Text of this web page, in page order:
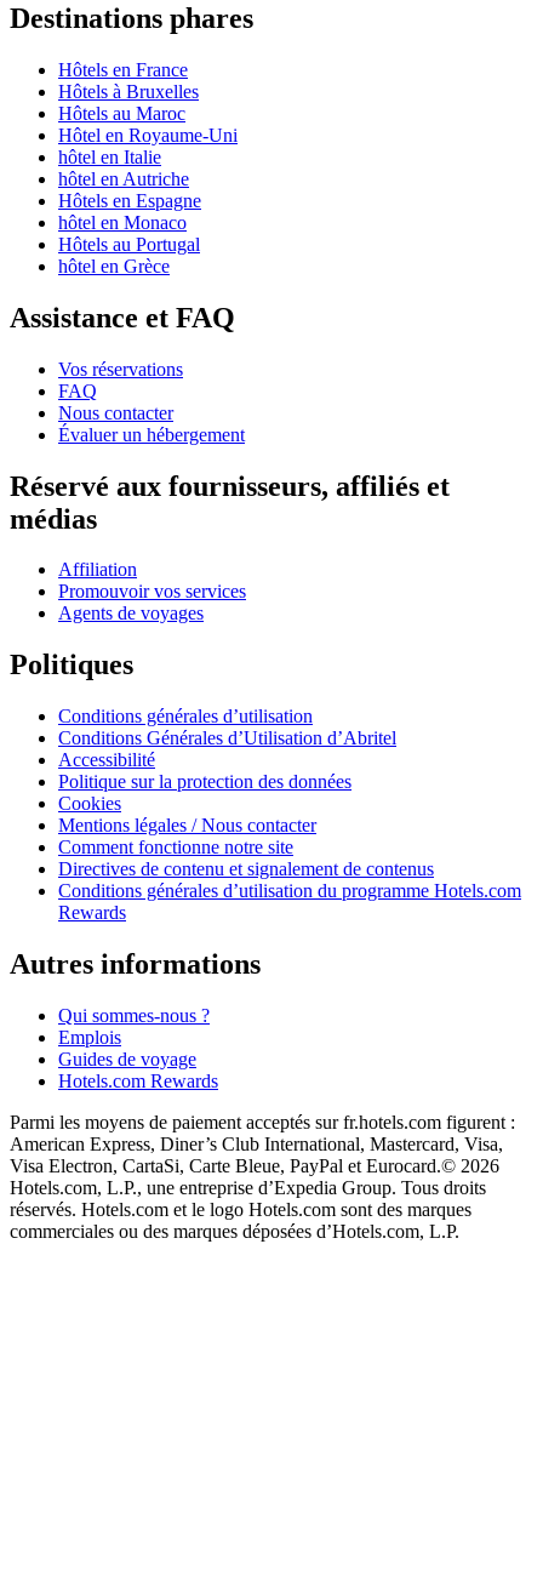
Destinations phares
Hôtels en France
Hôtels à Bruxelles
Hôtels au Maroc
Hôtel en Royaume-Uni
hôtel en Italie
hôtel en Autriche
Hôtels en Espagne
hôtel en Monaco
Hôtels au Portugal
hôtel en Grèce
Assistance et FAQ
Vos réservations
FAQ
Nous contacter
Évaluer un hébergement
Réservé aux fournisseurs, affiliés et
médias
Affiliation
Promouvoir vos services
Agents de voyages
Politiques
Conditions générales d’utilisation
Conditions Générales d’Utilisation d’Abritel
Accessibilité
Politique sur la protection des données
Cookies
Mentions légales / Nous contacter
Comment fonctionne notre site
Directives de contenu et signalement de contenus
Conditions générales d’utilisation du programme Hotels.com
Rewards
Autres informations
Qui sommes-nous ?
Emplois
Guides de voyage
Hotels.com Rewards
Parmi les moyens de paiement acceptés sur fr.hotels.com figurent :
American Express, Diner’s Club International, Mastercard, Visa,
Visa Electron, CartaSi, Carte Bleue, PayPal et Eurocard.© 2026
Hotels.com, L.P., une entreprise d’Expedia Group. Tous droits
réservés. Hotels.com et le logo Hotels.com sont des marques
commerciales ou des marques déposées d’Hotels.com, L.P.